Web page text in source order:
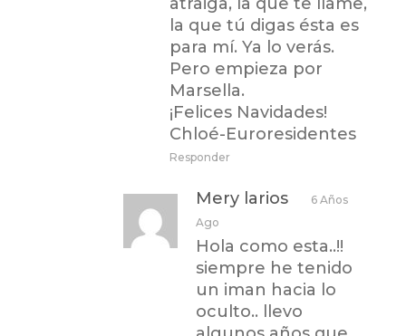
la que tú digas ésta es
para mí. Ya lo verás.
Pero empieza por
Marsella.
¡Felices Navidades!
Chloé-Euroresidentes
Responder
Mery larios
6 Años
Ago
Hola como esta..!!
siempre he tenido
un iman hacia lo
oculto.. llevo